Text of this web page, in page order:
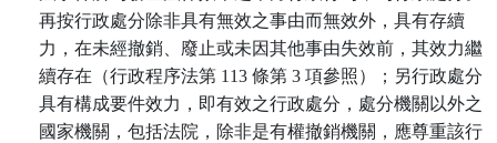
再按行政處分除非具有無效之事由而無效外，具有存續
力，在未經撤銷、廢止或未因其他事由失效前，其效力繼
續存在（行政程序法第 113 條第 3 項參照）；另行政處分
具有構成要件效力，即有效之行政處分，處分機關以外之
國家機關，包括法院，除非是有權撤銷機關，應尊重該行